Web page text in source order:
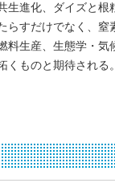
生進化、ダイズと
らすだけでなく、
料生産、生態学・
ものと期待される。